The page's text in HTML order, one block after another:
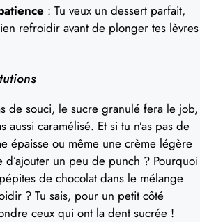
: Tu veux un dessert parfait,
refroidir avant de plonger tes lèvres
de souci, le sucre granulé fera le job,
aussi caramélisé. Et si tu n’as pas de
épaisse ou même une crème légère
d’ajouter un peu de punch ? Pourquoi
de chocolat dans le mélange
? Tu sais, pour un petit côté
ceux qui ont la dent sucrée !